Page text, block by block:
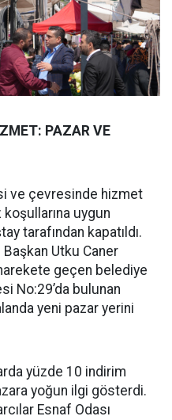
PAZAR VE
ve çevresinde hizmet
uygun
tarafından kapatıldı.
Başkan Utku Caner
harekete geçen belediye
No:29’da bulunan
yeni pazar yerini
yüzde 10 indirim
yoğun ilgi gösterdi.
Esnaf Odası